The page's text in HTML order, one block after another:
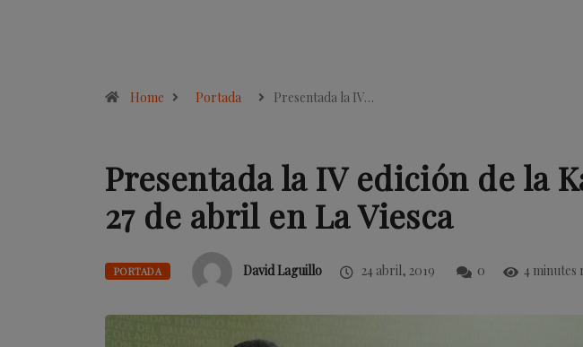
Home Portada Presentada la IV…
Presentada la IV edición de la
27 de abril en La Viesca
PORTADA David Laguillo 24 abril, 2019 0 4 minutes